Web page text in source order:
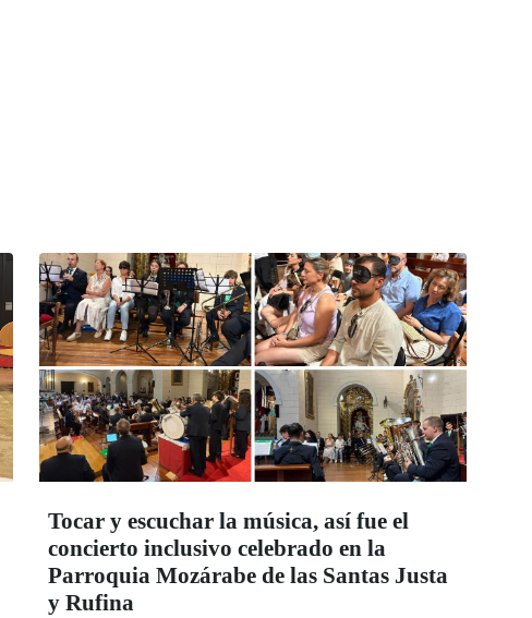
Tocar y escuchar la música, así fue el
concierto inclusivo celebrado en la
Parroquia Mozárabe de las Santas Justa
y Rufina